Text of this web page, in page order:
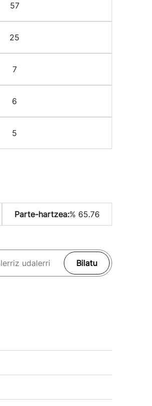
57
25
7
6
5
Parte-hartzea:% 65.76
Bilatu